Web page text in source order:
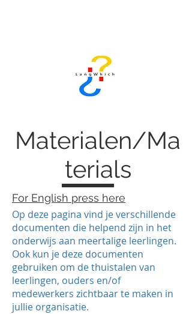
Materialen/Ma
terials
For English press here
Op deze pagina vind je verschillende
documenten die helpend zijn in het
onderwijs aan meertalige leerlingen.
Ook kun je deze documenten
gebruiken om de thuistalen van
leerlingen, ouders en/of
medewerkers zichtbaar te maken in
jullie organisatie.